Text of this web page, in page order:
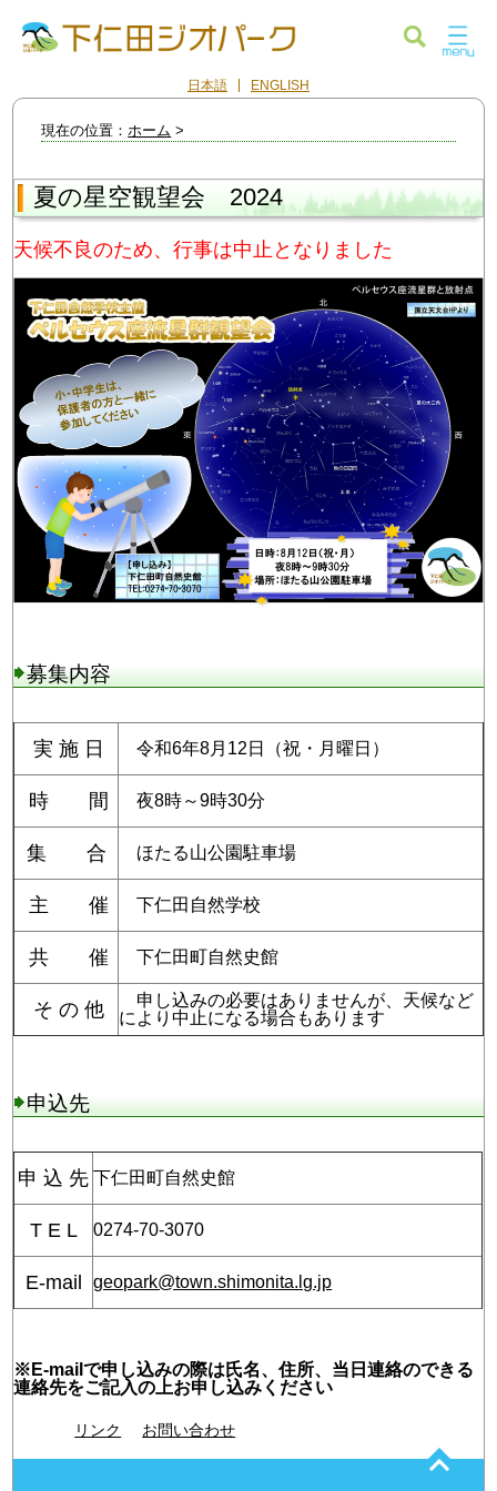
日本語 ENGLISH
現在の位置： ホーム >
夏の星空観望会 2024
天候不良のため、行事は中止となりました
募集内容
実 施 日 令和6年8月12日（祝・月曜日）
時 間 夜8時～9時30分
集 合 ほたる山公園駐車場
主 催 下仁田自然学校
共 催 下仁田町自然史館
そ の 他
申し込みの必要はありませんが、天候など
により中止になる場合もあります
申込先
申 込 先 下仁田町自然史館
T E L 0274-70-3070
E-mail geopark@town.shimonita.lg.jp
※E-mailで申し込みの際は氏名、住所、当日連絡のできる
連絡先をご記入の上お申し込みください
リンク お問い合わせ